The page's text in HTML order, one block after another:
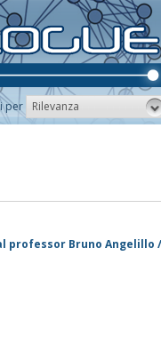
per Rilevanza
Bruno Angelillo